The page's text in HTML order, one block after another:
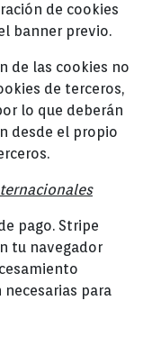
de cookies
banner previo.
de las cookies no
de terceros,
lo que deberán
desde el propio
pago. Stripe
tu navegador
para